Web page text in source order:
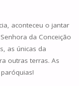
aconteceu o jantar
da Conceição
as únicas da
outras terras. As